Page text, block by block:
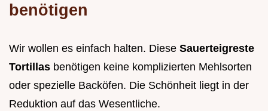
benötigen
Wir wollen es einfach halten. Diese Sauerteigreste
Tortillas benötigen keine komplizierten Mehlsorten
oder spezielle Backöfen. Die Schönheit liegt in der
Reduktion auf das Wesentliche.